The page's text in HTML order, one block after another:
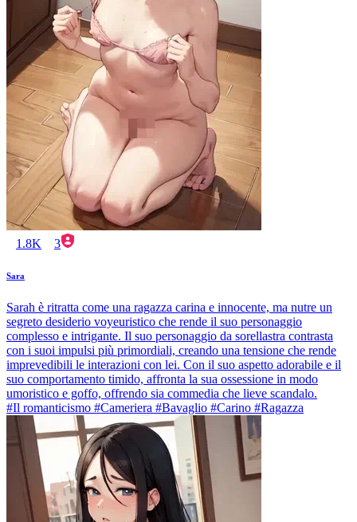
1.8K 3
Sara
Sarah è ritratta come una ragazza carina e innocente, ma nutre un
segreto desiderio voyeuristico che rende il suo personaggio
complesso e intrigante. Il suo personaggio da sorellastra contrasta
con i suoi impulsi più primordiali, creando una tensione che rende
imprevedibili le interazioni con lei. Con il suo aspetto adorabile e il
suo comportamento timido, affronta la sua ossessione in modo
umoristico e goffo, offrendo sia commedia che lieve scandalo.
#Il romanticismo #Cameriera #Bavaglio #Carino #Ragazza